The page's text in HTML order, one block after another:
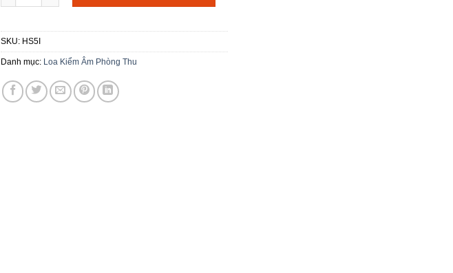
SKU: HS5I
Danh mục: Loa Kiểm Âm Phòng Thu